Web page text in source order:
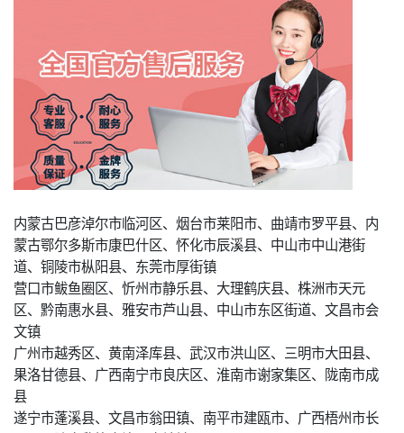
内蒙古巴彦淖尔市临河区、烟台市莱阳市、曲靖市罗平县、内
蒙古鄂尔多斯市康巴什区、怀化市辰溪县、中山市中山港街
道、铜陵市枞阳县、东莞市厚街镇
营口市鲅鱼圈区、忻州市静乐县、大理鹤庆县、株洲市天元
区、黔南惠水县、雅安市芦山县、中山市东区街道、文昌市会
文镇
广州市越秀区、黄南泽库县、武汉市洪山区、三明市大田县、
果洛甘德县、广西南宁市良庆区、淮南市谢家集区、陇南市成
县
遂宁市蓬溪县、文昌市翁田镇、南平市建瓯市、广西梧州市长